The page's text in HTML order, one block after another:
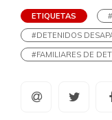
ETIQUETAS
#DETENIDOS
#FAMILIARES DE